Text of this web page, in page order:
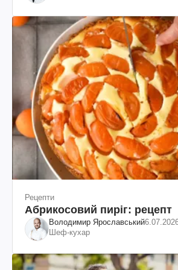
Рецепти
Абрикосовий пиріг: рецепт
Володимир Ярославський
Шеф-кухар